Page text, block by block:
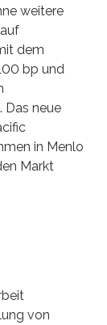
weitere
dem
bp und
Das neue
in Menlo
Markt
von